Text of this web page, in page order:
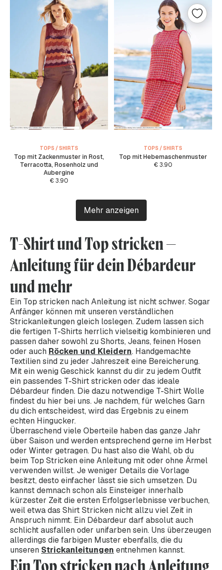
TOPS / SHIRTS
Top mit Zackenmuster in Rost,
Terracotta, Rosenholz und
Aubergine
€3.90
TOPS / SHIRTS
Top mit Hebemaschenmuster
€3.90
Mehr anzeigen
T-Shirt und Top stricken –
Anleitung für dein Débardeur
und mehr
Ein Top stricken nach Anleitung ist nicht schwer. Sogar
Anfänger können mit unseren verständlichen
Strickanleitungen gleich loslegen. Zudem lassen sich
die fertigen T-Shirts herrlich vielseitig kombinieren und
passen daher sowohl zu Shorts, Jeans, feinen Hosen
oder auch Röcken und Kleidern. Handgemachte
Textilien sind zu jeder Jahreszeit eine Bereicherung.
Mit ein wenig Geschick kannst du dir zu jedem Outfit
ein passendes T-Shirt stricken oder das ideale
Débardeur finden. Die dazu notwendige T-Shirt Wolle
findest du hier bei uns. Je nachdem, für welches Garn
du dich entscheidest, wird das Ergebnis zu einem
echten Hingucker.
Überraschend viele Oberteile haben das ganze Jahr
über Saison und werden entsprechend gerne im Herbst
oder Winter getragen. Du hast also die Wahl, ob du
beim Top Stricken eine Anleitung mit oder ohne Ärmel
verwenden willst. Je weniger Details die Vorlage
besitzt, desto einfacher lässt sie sich umsetzen. Du
kannst demnach schon als Einsteiger innerhalb
kürzester Zeit die ersten Erfolgserlebnisse verbuchen,
weil etwa das Shirt Stricken nicht allzu viel Zeit in
Anspruch nimmt. Ein Débardeur darf absolut auch
schlicht ausfallen oder unifarben sein. Uns überzeugen
allerdings die farbigen Muster ebenfalls, die du
unseren Strickanleitungen entnehmen kannst.